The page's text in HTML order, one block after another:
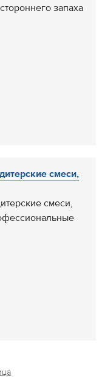
запаха
смеси,
смеси,